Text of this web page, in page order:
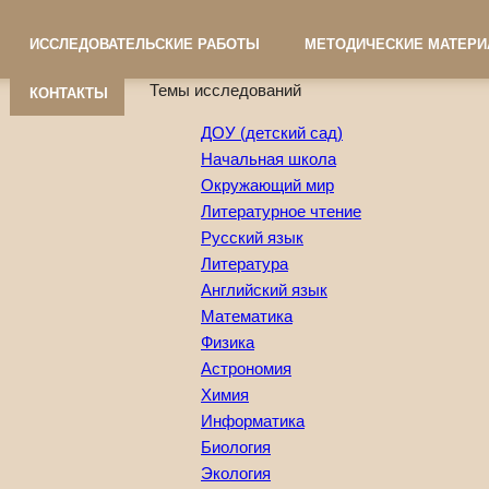
ИССЛЕДОВАТЕЛЬСКИЕ РАБОТЫ МЕТОДИЧЕСКИЕ
КОНТАКТЫ Темы исследований
ДОУ (детский сад)
Начальная школа
Окружающий мир
Литературное чтение
Русский язык
Литература
Английский язык
Математика
Физика
Астрономия
Химия
Информатика
Биология
Экология